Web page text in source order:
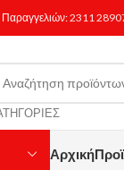
2311
Αρχική